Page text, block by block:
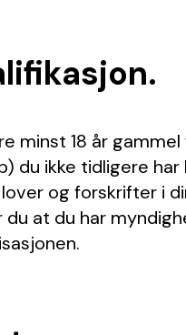
minst 18 år
du ikke tidligere
og forskrifter i
du at du har